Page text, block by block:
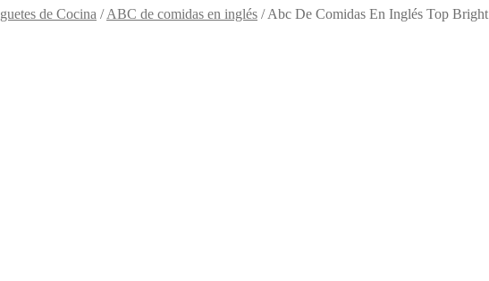
de Cocina /ABC de comidas en inglés /Abc De Comidas En Inglés Top Bright